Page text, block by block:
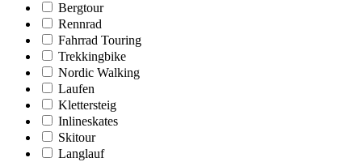
Bergtour
Rennrad
Fahrrad Touring
Trekkingbike
Nordic Walking
Laufen
Klettersteig
Inlineskates
Skitour
Langlauf